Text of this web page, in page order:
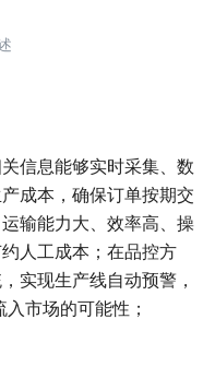
信息能够实时采集、数
成本，确保订单按期交
输能力大、效率高、操
人工成本；在品控方
实现生产线自动预警，
市场的可能性；